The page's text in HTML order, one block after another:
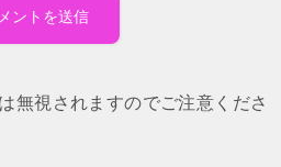
無視されますのでご注意くださ